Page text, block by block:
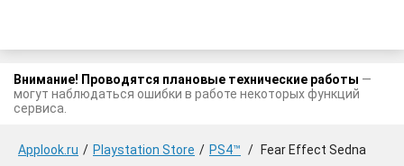
Внимание! Проводятся плановые технические работы —
могут наблюдаться ошибки в работе некоторых функций
сервиса.
Applook.ru / Playstation Store / PS4™ / Fear Effect Sedna